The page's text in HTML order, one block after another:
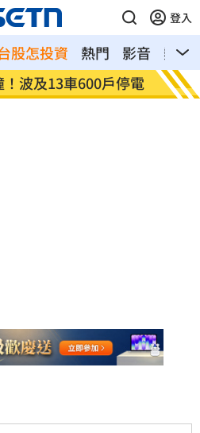
登入
股怎投資 熱門 影音
熱搜
600戶停電 陳晨威失誤釀
場